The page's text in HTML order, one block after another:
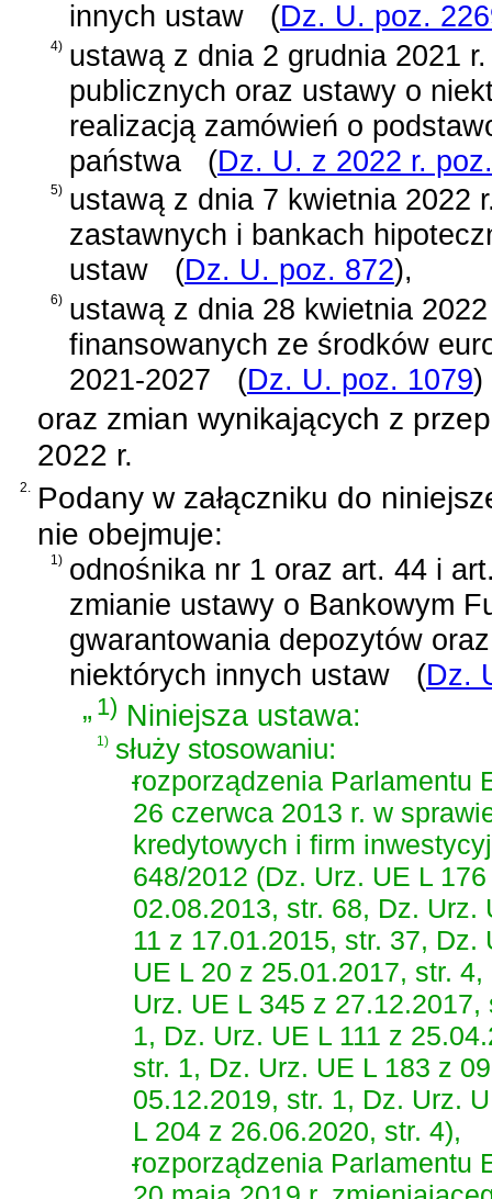
innych ustaw (Dz. U. poz.
4) ustawą z dnia 2 grudnia 2021
publicznych oraz ustawy o
realizacją zamówień o
państwa
(Dz. U. z 2022 r.
5) ustawą z dnia 7 kwietnia 2022
zastawnych i bankach
ustaw
(Dz. U. poz. 872),
6) ustawą z dnia 28 kwietnia
finansowanych ze środków
2021-2027
(Dz. U. poz. 1079)
oraz zmian wynikających z
2022 r.
2. Podany w załączniku do
nie obejmuje:
1) odnośnika nr 1 oraz art. 44 i
zmianie ustawy o Bankowym
gwarantowania depozytów
niektórych innych ustaw
(Dz.
„1) Niniejsza ustawa:
1) służy stosowaniu:
-
rozporządzenia Parlamentu
26 czerwca 2013 r. w
kredytowych i firm
648/2012 (Dz. Urz. UE L
02.08.2013, str. 68, Dz. Urz.
11 z 17.01.2015, str. 37,
UE L 20 z 25.01.2017, str.
Urz. UE L 345 z
1, Dz. Urz. UE L 111 z
str. 1, Dz. Urz. UE L 183 z
05.12.2019, str. 1, Dz. Urz.
L 204 z 26.06.2020, str. 4),
-
rozporządzenia Parlamentu